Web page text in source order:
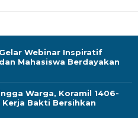
Gelar Webinar Inspiratif
Mahasiswa Berdayakan
Warga, Koramil 1406-
Bakti Bersihkan